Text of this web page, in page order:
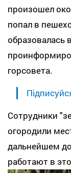
произошел
попал в
образовалась
горсовета.
Сотрудники
огородили
дальнейшем
работают в